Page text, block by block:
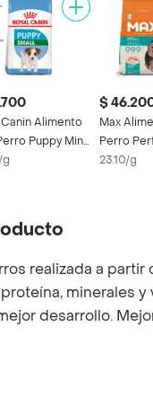
Alimento
Puppy Mini
g
$
Max
Perro
Razas
23.10/g
realizada a
minerales
desarrollo.